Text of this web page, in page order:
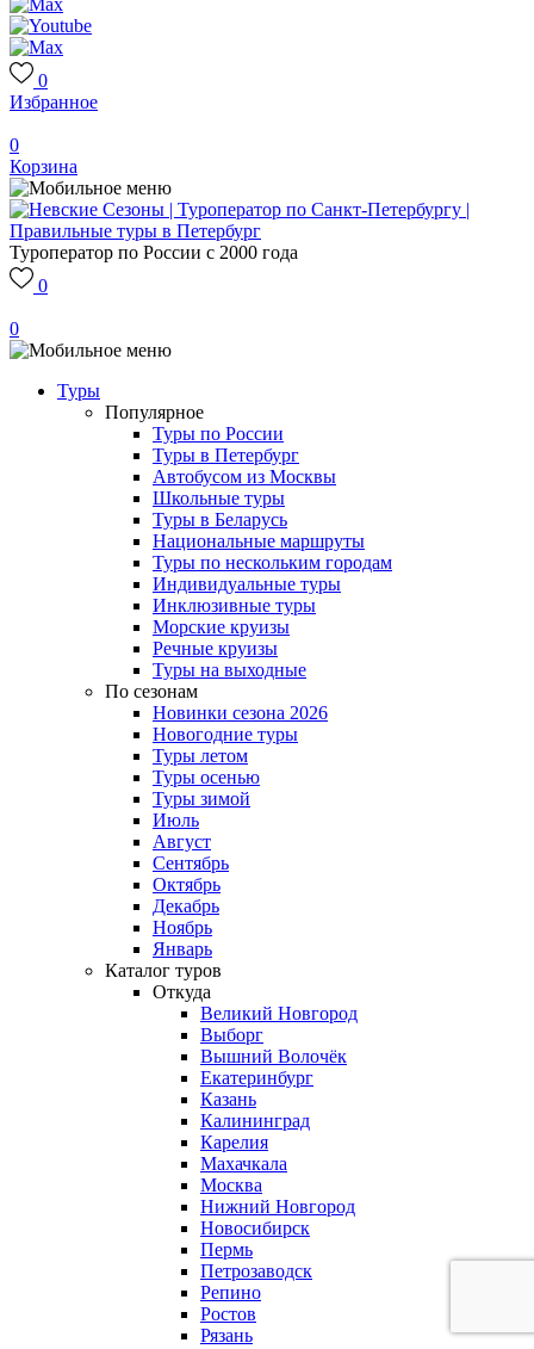
0
Избранное
0
Корзина
Туроператор по России с 2000 года
0
0
Туры
Популярное
Туры по России
Туры в Петербург
Автобусом из Москвы
Школьные туры
Туры в Беларусь
Национальные маршруты
Туры по нескольким городам
Индивидуальные туры
Инклюзивные туры
Морские круизы
Речные круизы
Туры на выходные
По сезонам
Новинки сезона 2026
Новогодние туры
Туры летом
Туры осенью
Туры зимой
Июль
Август
Сентябрь
Октябрь
Декабрь
Ноябрь
Январь
Каталог туров
Откуда
Великий Новгород
Выборг
Вышний Волочёк
Екатеринбург
Казань
Калининград
Карелия
Махачкала
Москва
Нижний Новгород
Новосибирск
Пермь
Петрозаводск
Репино
Ростов
Рязань